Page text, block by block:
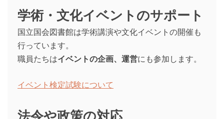
学術・文化イベントのサポート
国立国会図書館は学術講演や文化イベントの開催も
行っています。
職員たちはイベントの企画、運営にも参加します。
イベント検定試験について
法令や政策の対応